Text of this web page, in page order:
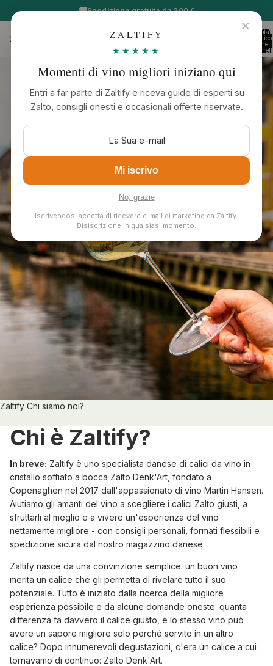
🚚Spedizione gratuita da 200 €
Zaltify
nel
0
Zaltify Chi siamo noi?
Chi è Zaltify?
In breve: Zaltify è uno specialista danese di calici da vino in
cristallo soffiato a bocca Zalto Denk'Art , fondato a
Copenaghen nel 2017 dall'appassionato di vino Martin Hansen.
Aiutiamo gli amanti del vino a scegliere i calici Zalto giusti, a
sfruttarli al meglio e a vivere un'esperienza del vino
nettamente migliore - con consigli personali, formati flessibili e
spedizione sicura dal nostro magazzino danese.
Zaltify nasce da una convinzione semplice: un buon vino
merita un calice che gli permetta di rivelare tutto il suo
potenziale. Tutto è iniziato dalla ricerca della migliore
esperienza possibile e da alcune domande oneste: quanta
differenza fa davvero il calice giusto, e lo stesso vino può
avere un sapore migliore solo perché servito in un altro
calice? Dopo innumerevoli degustazioni, c'era un calice a cui
tornavamo di continuo: Zalto Denk'Art.
×
ZALTIFY
★★★★★
Momenti di vino migliori iniziano qui
Entri a far parte di Zaltify e riceva guide di esperti su
Zalto, consigli onesti e occasionali offerte riservate.
Mi iscrivo
No, grazie
Iscrivendosi accetta di ricevere e-mail di marketing da Zaltify.
Disiscrizione in qualsiasi momento.